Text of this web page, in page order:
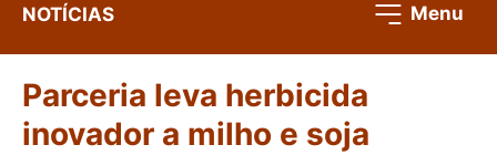
NOTÍCIAS Menu
Parceria leva herbicida
inovador a milho e soja